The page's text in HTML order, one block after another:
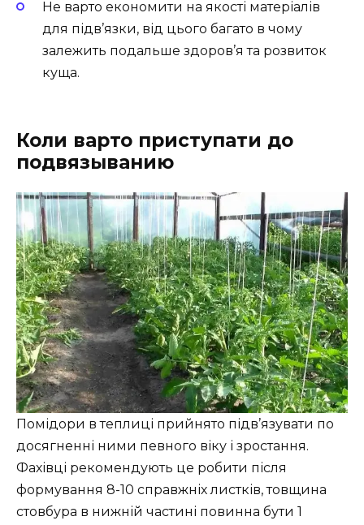
Не варто економити на якості матеріалів
для підв’язки, від цього багато в чому
залежить подальше здоров’я та розвиток
куща.
Коли варто приступати до
подвязыванию
Помідори в теплиці прийнято підв’язувати по
досягненні ними певного віку і зростання.
Фахівці рекомендують це робити після
формування 8-10 справжніх листків, товщина
стовбура в нижній частині повинна бути 1